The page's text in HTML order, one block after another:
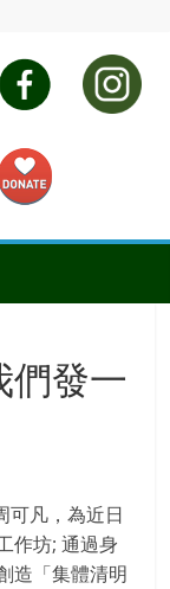
們發一
可凡，為近日
作坊; 通過身
造「集體清明